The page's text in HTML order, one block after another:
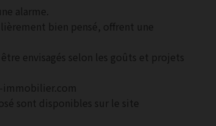
alarme.
bien pensé, offrent une
envisagés selon les goûts et projets
immobilier.com
sont disponibles sur le site